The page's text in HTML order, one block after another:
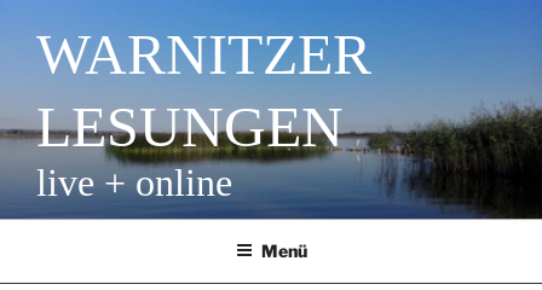
Inhalt
springenWARNITZER
LESUNGEN
live + online
Menü